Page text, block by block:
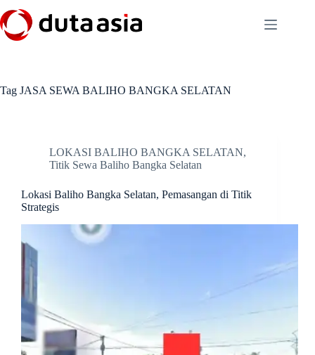
to
content
Tag JASA SEWA BALIHO BANGKA SELATAN
LOKASI BALIHO BANGKA SELATAN,
Titik Sewa Baliho Bangka Selatan
Lokasi Baliho Bangka Selatan, Pemasangan di Titik
Strategis